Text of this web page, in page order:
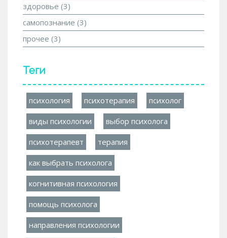
здоровье (3)
самопознание (3)
прочее (3)
Теги
психология психотерапия психолог
виды психологии выбор психолога
психотерапевт терапия
как выбрать психолога
когнитивная психология
помощь психолога
направления психологии